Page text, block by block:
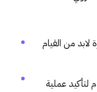
من القيام
لتأكيد عملية